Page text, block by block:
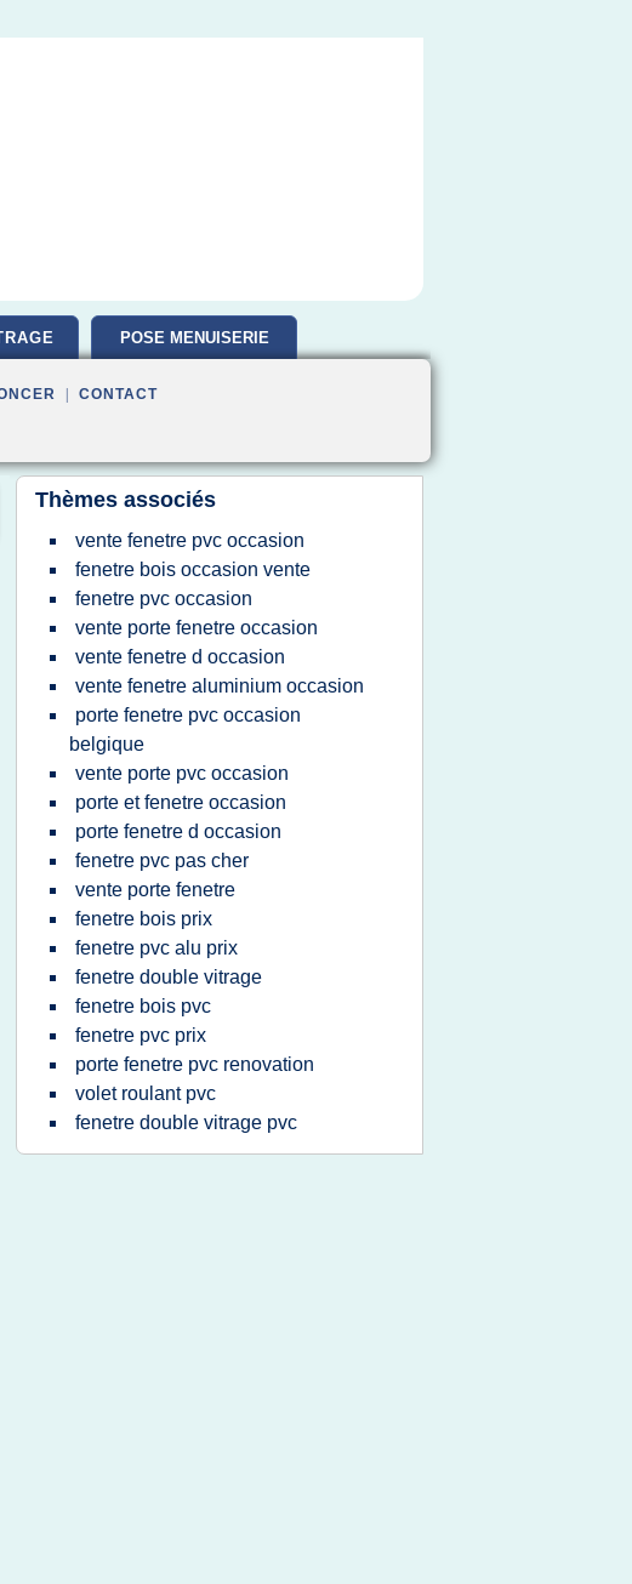
POSE MENUISERIE
CONTACT
Thèmes associés
vente fenetre pvc occasion
fenetre bois occasion vente
fenetre pvc occasion
vente porte fenetre occasion
vente fenetre d occasion
vente fenetre aluminium occasion
porte fenetre pvc occasion
belgique
vente porte pvc occasion
porte et fenetre occasion
porte fenetre d occasion
fenetre pvc pas cher
vente porte fenetre
fenetre bois prix
fenetre pvc alu prix
fenetre double vitrage
fenetre bois pvc
fenetre pvc prix
porte fenetre pvc renovation
volet roulant pvc
fenetre double vitrage pvc